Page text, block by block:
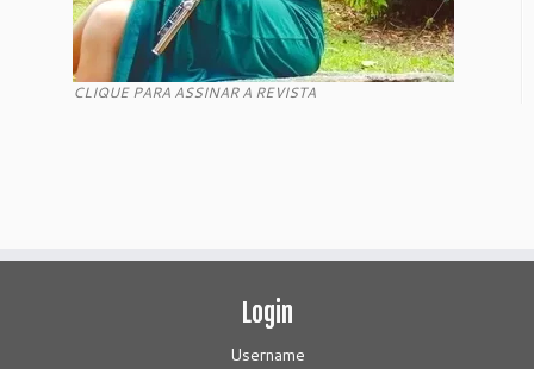
CLIQUE PARA ASSINAR A REVISTA
Login
Username